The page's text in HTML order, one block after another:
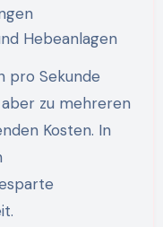
Hebeanlagen
pro Sekunde
zu mehreren
Kosten. In